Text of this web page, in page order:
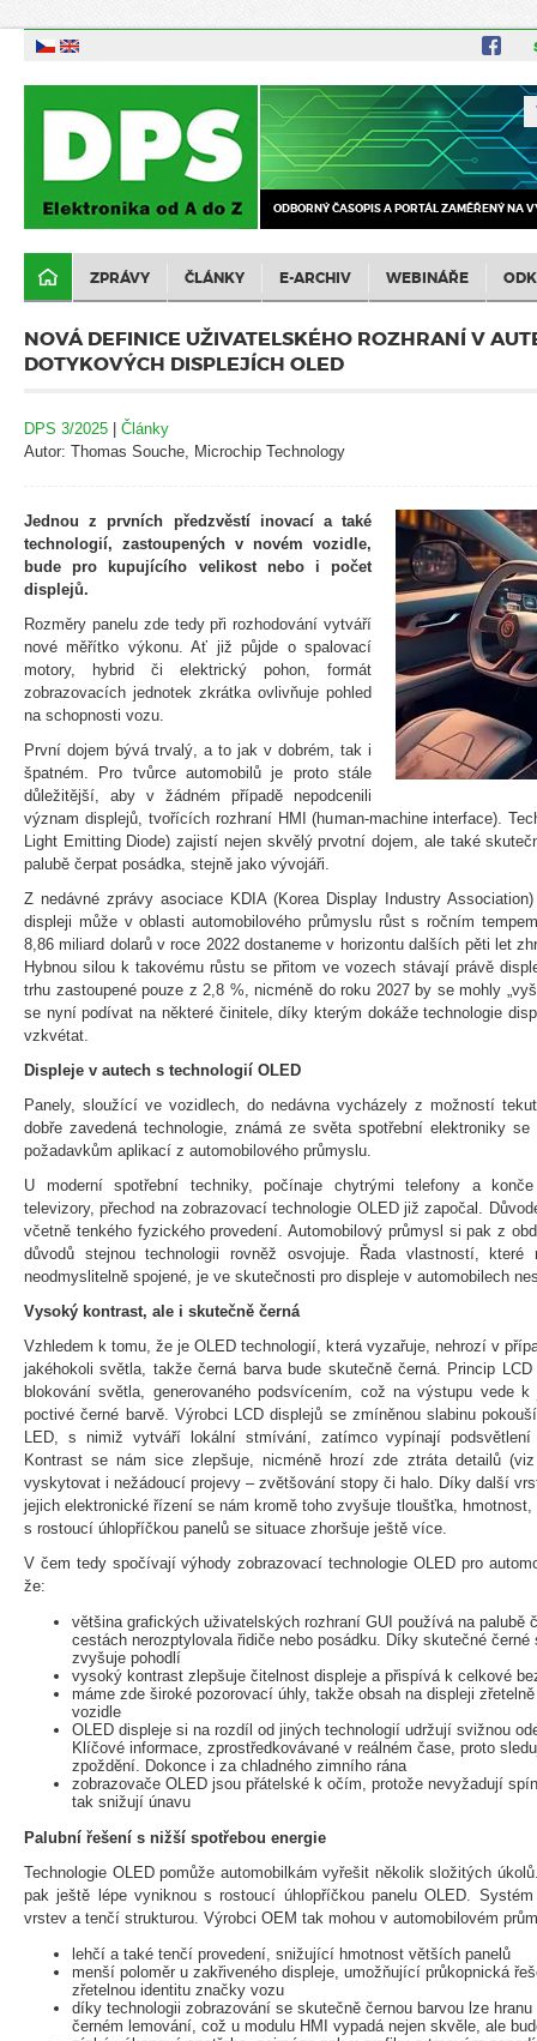
ODBORNÝ ČASOPIS A PORTÁL ZAMĚŘENÝ NA
ZPRÁVY ČLÁNKY E-ARCHIV WEBINÁŘE
NOVÁ DEFINICE UŽIVATELSKÉHO ROZHRANÍ V
DOTYKOVÝCH DISPLEJÍCH OLED
DPS 3/2025 | Články
Autor: Thomas Souche, Microchip Technology
Jednou z prvních předzvěstí inovací a také
technologií, zastoupených v novém vozidle,
bude pro kupujícího velikost nebo i počet
displejů.
Rozměry panelu zde tedy při rozhodování vytváří
nové měřítko výkonu. Ať již půjde o spalovací
motory, hybrid či elektrický pohon, formát
zobrazovacích jednotek zkrátka ovlivňuje pohled
na schopnosti vozu.
První dojem bývá trvalý, a to jak v dobrém, tak i
špatném. Pro tvůrce automobilů je proto stále
důležitější, aby v žádném případě nepodcenili
význam displejů, tvořících rozhraní HMI (human-machine interface).
Light Emitting Diode) zajistí nejen skvělý prvotní dojem, ale také
palubě čerpat posádka, stejně jako vývojáři.
Z nedávné zprávy asociace KDIA (Korea Display Industry
displeji může v oblasti automobilového průmyslu růst s ročním
8,86 miliard dolarů v roce 2022 dostaneme v horizontu dalších pěti let
Hybnou silou k takovému růstu se přitom ve vozech stávají právě
trhu zastoupené pouze z 2,8 %, nicméně do roku 2027 by se mohly
se nyní podívat na některé činitele, díky kterým dokáže technologie
vzkvétat.
Displeje v autech s technologií OLED
Panely, sloužící ve vozidlech, do nedávna vycházely z možností
dobře zavedená technologie, známá ze světa spotřební elektroniky
požadavkům aplikací z automobilového průmyslu.
U moderní spotřební techniky, počínaje chytrými telefony a
televizory, přechod na zobrazovací technologie OLED již započal.
včetně tenkého fyzického provedení. Automobilový průmysl si pak z
důvodů stejnou technologii rovněž osvojuje. Řada vlastností, které
neodmyslitelně spojené, je ve skutečnosti pro displeje v automobilech
Vysoký kontrast, ale i skutečně černá
Vzhledem k tomu, že je OLED technologií, která vyzařuje, nehrozí v
jakéhokoli světla, takže černá barva bude skutečně černá. Princip
blokování světla, generovaného podsvícením, což na výstupu vede
poctivé černé barvě. Výrobci LCD displejů se zmíněnou slabinu
LED, s nimiž vytváří lokální stmívání, zatímco vypínají
Kontrast se nám sice zlepšuje, nicméně hrozí zde ztráta detailů
vyskytovat i nežádoucí projevy – zvětšování stopy či halo. Díky další
jejich elektronické řízení se nám kromě toho zvyšuje tloušťka,
s rostoucí úhlopříčkou panelů se situace zhoršuje ještě více.
V čem tedy spočívají výhody zobrazovací technologie OLED pro
že:
většina grafických uživatelských rozhraní GUI používá na palubě
cestách nerozptylovala řidiče nebo posádku. Díky skutečné černé
zvyšuje pohodlí
vysoký kontrast zlepšuje čitelnost displeje a přispívá k celkové
máme zde široké pozorovací úhly, takže obsah na displeji
vozidle
OLED displeje si na rozdíl od jiných technologií udržují svižnou
Klíčové informace, zprostředkovávané v reálném čase, proto
zpoždění. Dokonce i za chladného zimního rána
zobrazovače OLED jsou přátelské k očím, protože nevyžadují
tak snižují únavu
Palubní řešení s nižší spotřebou energie
Technologie OLED pomůže automobilkám vyřešit několik složitých
pak ještě lépe vyniknou s rostoucí úhlopříčkou panelu OLED.
vrstev a tenčí strukturou. Výrobci OEM tak mohou v automobilovém
lehčí a také tenčí provedení, snižující hmotnost větších panelů
menší poloměr u zakřiveného displeje, umožňující průkopnická
zřetelnou identitu značky vozu
díky technologii zobrazování se skutečně černou barvou lze hranu
černém lemování, což u modulu HMI vypadá nejen skvěle, ale